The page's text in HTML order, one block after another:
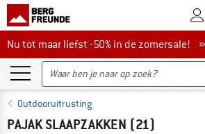
Nu tot maar liefst -50% in de zomersale!
Nu tot maar liefst -50% in de zomersale! »
Outdooruitrusting
PAJAK SLAAPZAKKEN (21)